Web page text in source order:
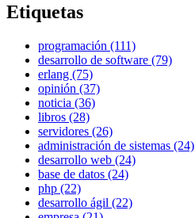
Etiquetas
programación (111)
desarrollo de software (79)
erlang (75)
opinión (37)
noticia (36)
libros (28)
servidores (26)
administración de sistemas (24)
desarrollo web (24)
base de datos (24)
php (22)
desarrollo ágil (22)